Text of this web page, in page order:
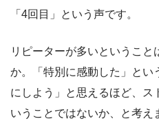
「4回目」という声です。
リピーターが多いということ
か。「特別に感動した」とい
にしよう」と思えるほど、ス
いうことではないか、と考え